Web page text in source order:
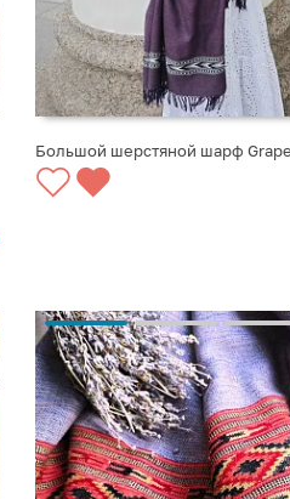
СООБЩИТЬ О ПОСТУПЛЕНИИ
Большой шерстяной шарф